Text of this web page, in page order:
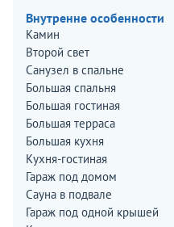
Внутренне особенности
Камин
Второй свет
Санузел в спальне
Большая спальня
Большая гостиная
Большая терраса
Большая кухня
Кухня-гостиная
Гараж под домом
Сауна в подвале
Гараж под одной крышей